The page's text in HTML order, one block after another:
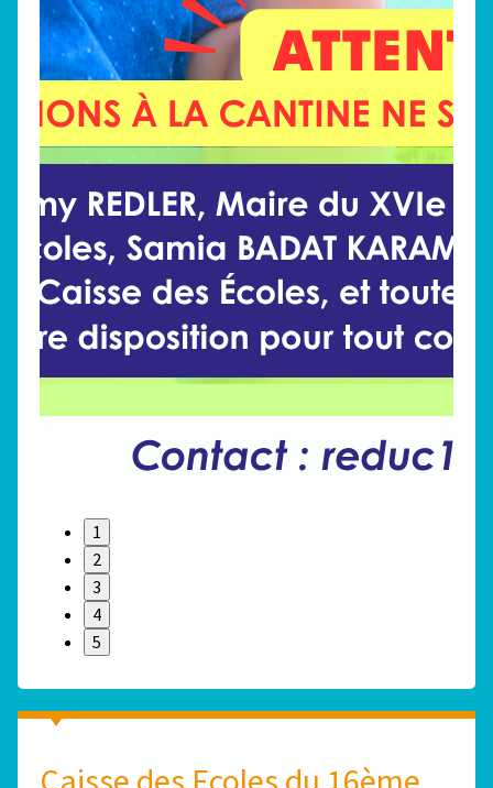
1
2
3
4
5